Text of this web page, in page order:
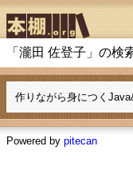
「瀧田 佐登子」の検
作りながら身につく
Powered by pitecan